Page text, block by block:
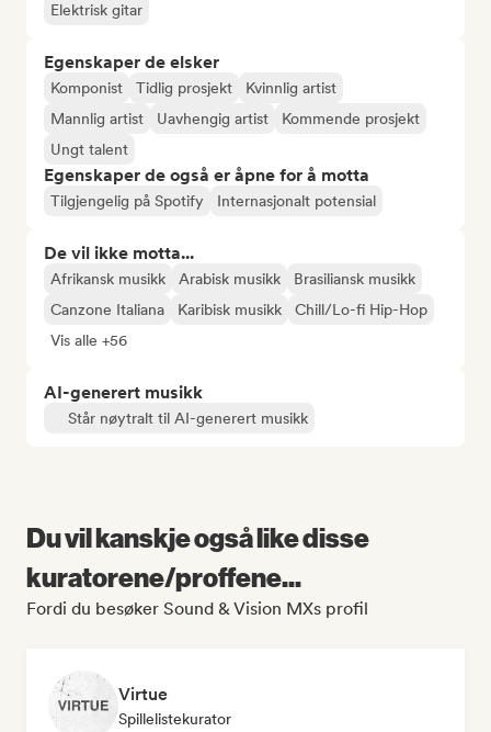
Elektrisk gitar
Egenskaper de elsker
Komponist Tidlig prosjekt
Kvinnlig artist
Mannlig artist
Uavhengig artist
Kommende prosjekt
Ungt talent
Egenskaper de også er åpne for å motta
Tilgjengelig på Spotify Internasjonalt potensial
De vil ikke motta...
Afrikansk musikk Arabisk musikk
Brasiliansk musikk
Canzone Italiana
Karibisk musikk
Chill/Lo-fi Hip-Hop
Vis alle +56
AI-generert musikk
Står nøytralt til AI-generert musikk
Du vil kanskje også like disse
kuratorene/proffene...
Fordi du besøker Sound & Vision MXs profil
Virtue
Spillelistekurator